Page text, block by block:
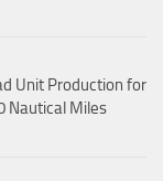
Unit Production for
Nautical Miles